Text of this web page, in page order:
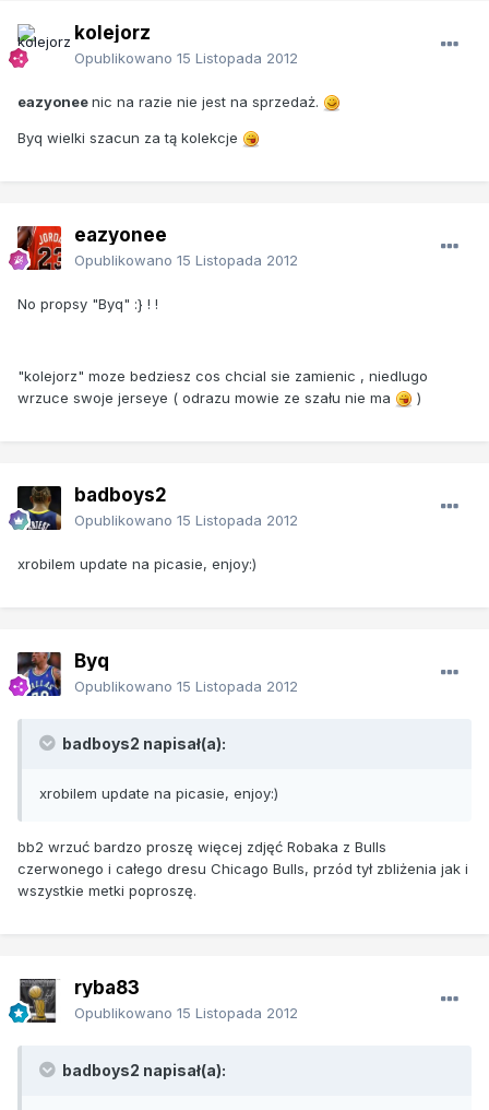
kolejorz
Opublikowano 15 Listopada 2012
eazyoneenic na razie nie jest na sprzedaż.
Byq ​wielki szacun za tą kolekcje
eazyonee
Opublikowano 15 Listopada 2012
No propsy "Byq" :} ! !
"kolejorz" moze bedziesz cos chcial sie zamienic , niedlugo
wrzuce swoje jerseye ( odrazu mowie ze szału nie ma
)
badboys2
Opublikowano 15 Listopada 2012
xrobilem update na picasie, enjoy:)
Byq
Opublikowano 15 Listopada 2012
badboys2 napisał(a):
xrobilem update na picasie, enjoy:)
bb2 wrzuć bardzo proszę więcej zdjęć Robaka z Bulls
czerwonego i całego dresu Chicago Bulls, przód tył zbliżenia jak i
wszystkie metki poproszę.
ryba83
Opublikowano 15 Listopada 2012
badboys2 napisał(a):